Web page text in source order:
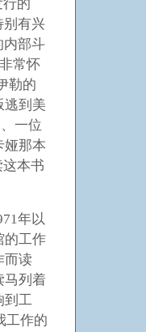
的
别有兴
内部斗
常怀
勒的
逃到美
一位
娅那本
本书
年以
的工作
而读
马列着
到工
工作的